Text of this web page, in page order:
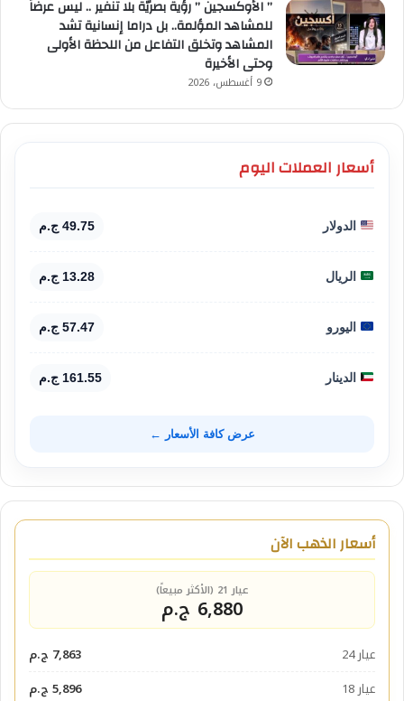
” الأوكسجين ” رؤية بصريّة بلا تنفير .. ليس عرضاً
للمشاهد المؤلمة.. بل دراما إنسانية تشد
المشاهد وتخلق التفاعل من اللحظة الأولى
وحتى الأخيرة
9 أغسطس، 2026
أسعار العملات اليوم
الدولار 49.75 ج.م
الريال 13.28 ج.م
اليورو 57.47 ج.م
الدينار 161.55 ج.م
عرض كافة الأسعار ←
أسعار الذهب الآن
عيار 21 (الأكثر مبيعاً)
6,880 ج.م
عيار 24
7,863 ج.م
عيار 18
5,896 ج.م